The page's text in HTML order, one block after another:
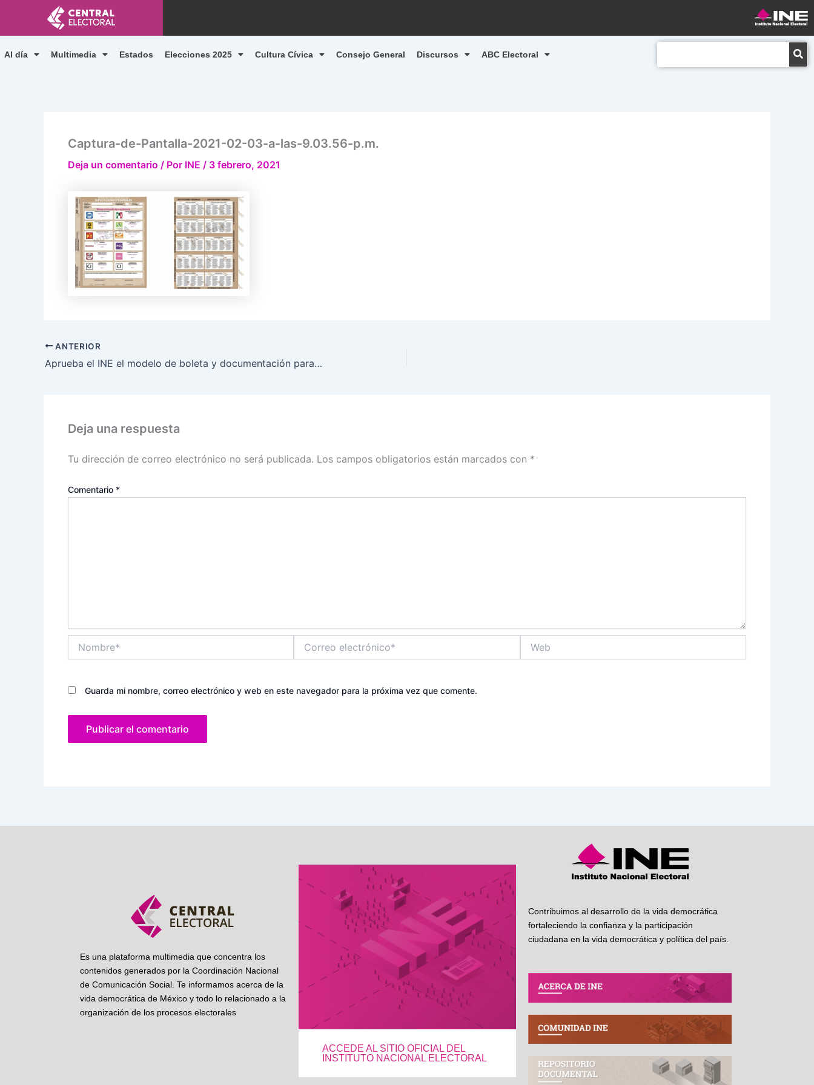
contenido
Al día Multimedia Estados Elecciones 2025 Cultura Cívica Consejo General Discursos ABC Electoral
Captura-de-Pantalla-2021-02-03-a-las-9.03.56-p.m.
Deja un comentario / Por INE / 3 febrero, 2021
ANTERIOR
Aprueba el INE el modelo de boleta y documentación para la Jornada Electoral del 6 de junio
Deja una respuesta
Tu dirección de correo electrónico no será publicada. Los campos obligatorios están marcados con *
Comentario *
electrónico*
Guarda mi nombre, correo electrónico y web en este navegador para la próxima vez que comente.
Es una plataforma multimedia que concentra los
contenidos generados por la Coordinación Nacional
de Comunicación Social. Te informamos acerca de la
vida democrática de México y todo lo relacionado a la
organización de los procesos electorales
ACCEDE AL SITIO OFICIAL DEL
INSTITUTO NACIONAL ELECTORAL
Contribuimos al desarrollo de la vida democrática
fortaleciendo la confianza y la participación
ciudadana en la vida democrática y política del país.